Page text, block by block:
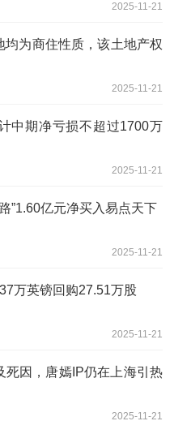
2025-11-21
为商住性质，该土地产权
2025-11-21
中期净亏损不超过1700万
2025-11-21
”1.60亿元净买入易点天下
2025-11-21
万英镑回购27.51万股
2025-11-21
死因，唐嫣IP仍在上海引热
2025-11-21